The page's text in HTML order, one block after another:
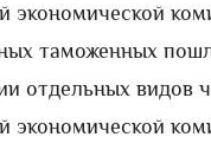
экономической
таможенных
отдельных видов
экономической